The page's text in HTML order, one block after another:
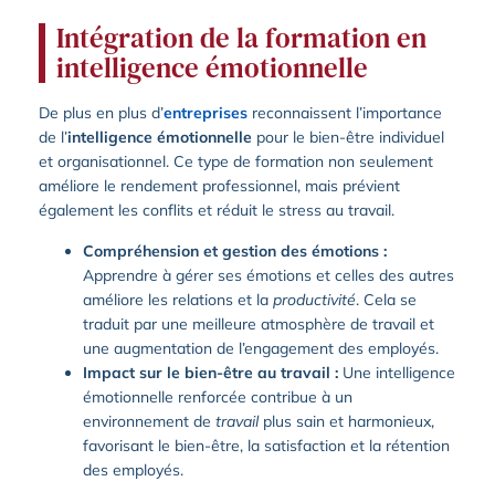
Intégration de la formation en
intelligence émotionnelle
De plus en plus d’entreprises reconnaissent l’importance
de l’intelligence émotionnelle pour le bien-être individuel
et organisationnel. Ce type de formation non seulement
améliore le rendement professionnel, mais prévient
également les conflits et réduit le stress au travail.
Compréhension et gestion des émotions :
Apprendre à gérer ses émotions et celles des autres
améliore les relations et la productivité. Cela se
traduit par une meilleure atmosphère de travail et
une augmentation de l’engagement des employés.
Impact sur le bien-être au travail : Une intelligence
émotionnelle renforcée contribue à un
environnement de travailplus sain et harmonieux,
favorisant le bien-être, la satisfaction et la rétention
des employés.